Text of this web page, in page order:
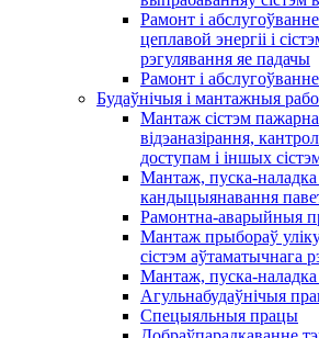
Рамонт і
цеплавой энергіі і
рэгулявання яе падачы
Рамонт і
Будаўнічыя і мантажныя
Мантаж сістэм
відэаназірання,
доступам і іншых
Мантаж, пуска-наладка
кандыцыянавання
Рамонтна-аварыйныя
Мантаж прыбораў уліку
сістэм аўтаматычнага
Мантаж, пуска-наладка
Агульнабудаўнічыя
Спецыяльныя працы